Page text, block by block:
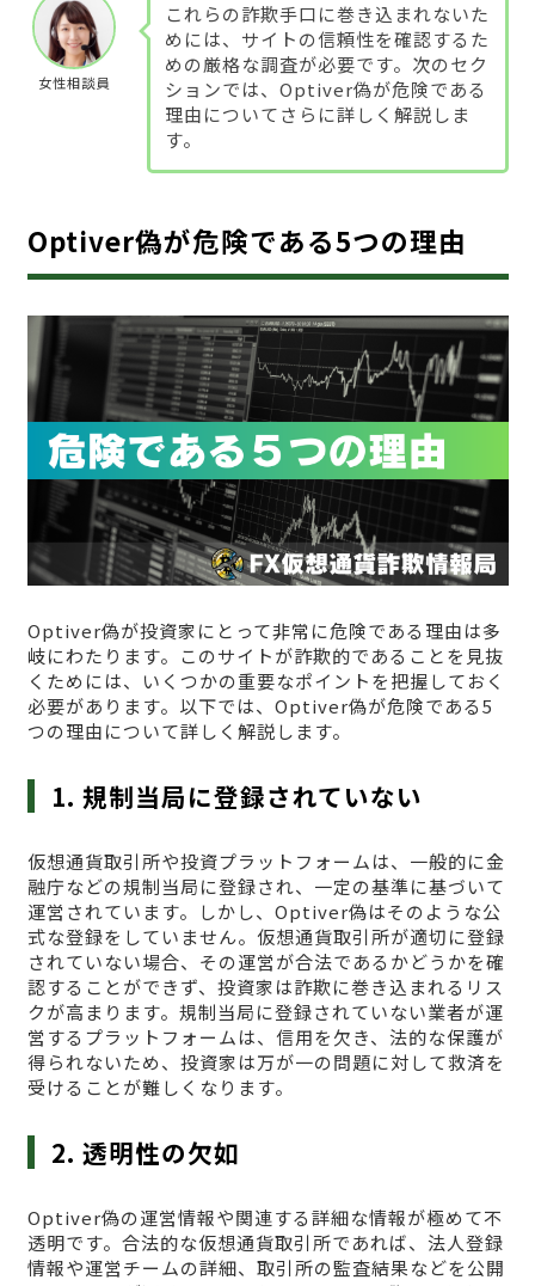
女性相談員
これらの詐欺手口に巻き込まれないた
めには、サイトの信頼性を確認するた
めの厳格な調査が必要です。次のセク
ションでは、Optiver偽が危険である
理由についてさらに詳しく解説しま
す。
Optiver偽が危険である5つの理由
Optiver偽が投資家にとって非常に危険である理由は多
岐にわたります。このサイトが詐欺的であることを見抜
くためには、いくつかの重要なポイントを把握しておく
必要があります。以下では、Optiver偽が危険である5
つの理由について詳しく解説します。
1. 規制当局に登録されていない
仮想通貨取引所や投資プラットフォームは、一般的に金
融庁などの規制当局に登録され、一定の基準に基づいて
運営されています。しかし、Optiver偽はそのような公
式な登録をしていません。仮想通貨取引所が適切に登録
されていない場合、その運営が合法であるかどうかを確
認することができず、投資家は詐欺に巻き込まれるリス
クが高まります。規制当局に登録されていない業者が運
営するプラットフォームは、信用を欠き、法的な保護が
得られないため、投資家は万が一の問題に対して救済を
受けることが難しくなります。
2. 透明性の欠如
Optiver偽の運営情報や関連する詳細な情報が極めて不
透明です。合法的な仮想通貨取引所であれば、法人登録
情報や運営チームの詳細、取引所の監査結果などを公開